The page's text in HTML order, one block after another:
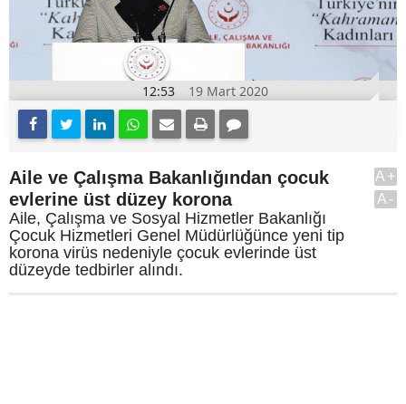
12:53 19 Mart 2020
Aile ve Çalışma Bakanlığından çocuk
evlerine üst düzey korona
Aile, Çalışma ve Sosyal Hizmetler Bakanlığı
Çocuk Hizmetleri Genel Müdürlüğünce yeni tip
korona virüs nedeniyle çocuk evlerinde üst
düzeyde tedbirler alındı.
A+
A-